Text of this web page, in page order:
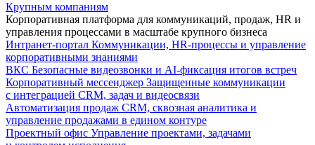
Крупным компаниям
Корпоративная платформа для коммуникаций, продаж, HR и
управления процессами в масштабе крупного бизнеса
Интранет-портал Коммуникации, HR-процессы и управление
корпоративными знаниями
ВКС Безопасные видеозвонки и AI-фиксация итогов встреч
Корпоративный мессенджер Защищенные коммуникации
с интеграцией CRM, задач и видеосвязи
Автоматизация продаж CRM, сквозная аналитика и
управление продажами в едином контуре
Проектный офис Управление проектами, задачами